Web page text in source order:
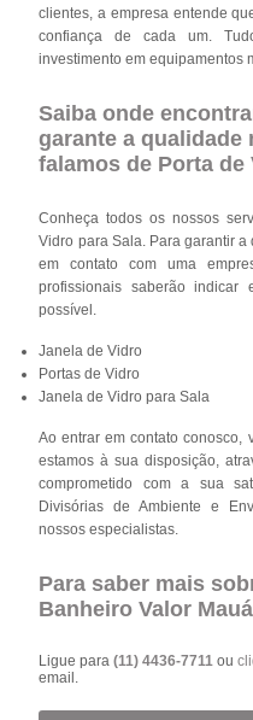
clientes, a empresa entende
confiança de cada um.
investimento em equipamentos
Saiba onde
garante a qualidade
falamos de Porta de
Conheça todos os nossos
Vidro para Sala. Para garantir
em contato com uma
profissionais saberão
possível.
Janela de Vidro
Portas de Vidro
Janela de Vidro para Sala
Ao entrar em contato conosco,
estamos à sua disposição,
comprometido com a sua
Divisórias de Ambiente e
nossos especialistas.
Para saber mais
Banheiro Valor Mauá
Ligue para(11) 4436-7711ou
email.